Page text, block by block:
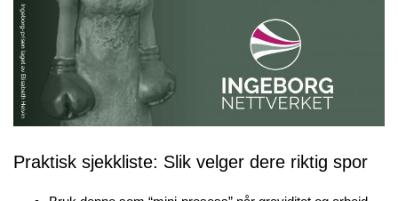
Praktisk sjekkliste: Slik velger dere riktig spor